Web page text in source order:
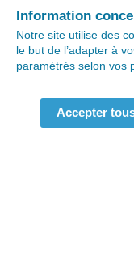
Information
Notre site utilise des
le but de l’adapter à
paramétrés selon vos
Accepter